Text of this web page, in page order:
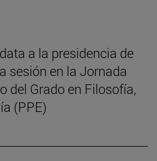
a la presidencia de
sesión en la Jornada
del Grado en Filosofía,
(PPE)